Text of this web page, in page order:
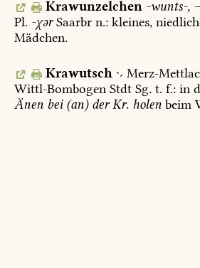
Krawunzelchen -wunts-,
Pl. -χər Saarbr n.: kleines,
Mädchen.
Krawutsch  Merz-
Wittl-Bombogen Stdt Sg. t. f.: in
Änen bei(an)derKr. holen beim